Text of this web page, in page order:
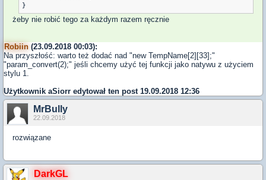
żeby nie robić tego za każdym razem ręcznie
Robiin (23.09.2018 00:03):
Na przyszłość: warto też dodać nad "new TempName[2][33];"
"param_convert(2);" jeśli chcemy użyć tej funkcji jako natywu z użyciem
stylu 1.
Użytkownik aSiorr edytował ten post 19.09.2018 12:36
MrBully
22.09.2018
rozwiązane
DarkGL